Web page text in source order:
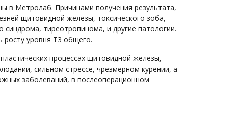
в Метролаб. Причинами получения результата,
щитовидной железы, токсического зоба,
синдрома, тиреотропинома, и другие патологии.
росту уровня Т3 общего.
процессах щитовидной железы,
сильном стрессе, чрезмерном курении, а
заболеваний, в послеоперационном